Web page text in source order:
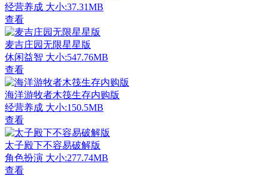
经营养成 大小:37.31MB
查看
麦吉庄园无限星星版
休闲益智 大小:547.76MB
查看
海洋游牧者木筏生存内购版
经营养成 大小:150.5MB
查看
太子殿下不容易破解版
角色扮演 大小:277.74MB
查看